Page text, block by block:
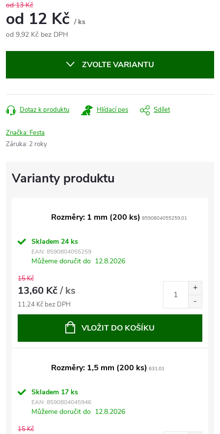
od 13 Kč
od 12 Kč / ks
od 9,92 Kč bez DPH
ZVOLTE VARIANTU
Dotaz k produktu Hlídací pes Sdílet
Značka: Festa
Záruka: 2 roky
Rozměry: 1 mm (200 ks) 8590804055259.01
Skladem 24 ks
EAN: 8590804055259
Můžeme doručit do 12.8.2026
15 Kč
13,60 Kč/ ks
11,24 Kč bez DPH
VLOŽIT DO KOŠÍKU
Rozměry: 1,5 mm (200 ks) 631.01
Skladem 17 ks
EAN: 8590804045946
Můžeme doručit do 12.8.2026
15 Kč